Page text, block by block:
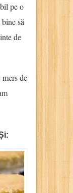
pe o
să
de
de